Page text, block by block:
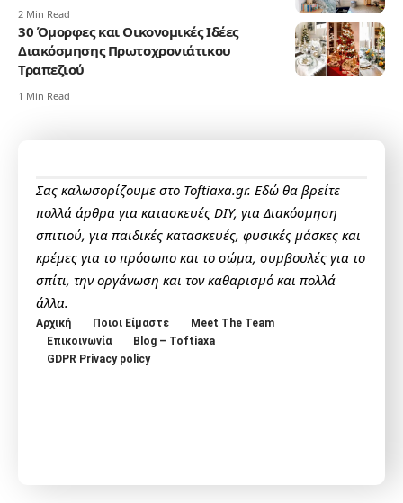
2 Min Read
30 Όμορφες και Οικονομικές Ιδέες
Διακόσμησης Πρωτοχρονιάτικου
Τραπεζιού
1 Min Read
Σας καλωσορίζουμε στο Toftiaxa.gr. Εδώ θα βρείτε
πολλά άρθρα για κατασκευές DIY, για Διακόσμηση
σπιτιού, για παιδικές κατασκευές, φυσικές μάσκες και
κρέμες για το πρόσωπο και το σώμα, συμβουλές για το
σπίτι, την οργάνωση και τον καθαρισμό και πολλά
άλλα.
Αρχική Ποιοι Είμαστε
Meet The Team
Επικοινωνία
Blog – Toftiaxa
GDPR Privacy policy